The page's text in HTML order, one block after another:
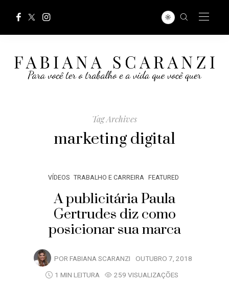
Tag Archives
marketing digital
VÍDEOS TRABALHO E CARREIRA FEATURED
A publicitária Paula
Gertrudes diz como
posicionar sua marca
POR FABIANA SCARANZI OUTUBRO 7, 2018
1 MIN LEITURA
259 VISUALIZAÇÕES